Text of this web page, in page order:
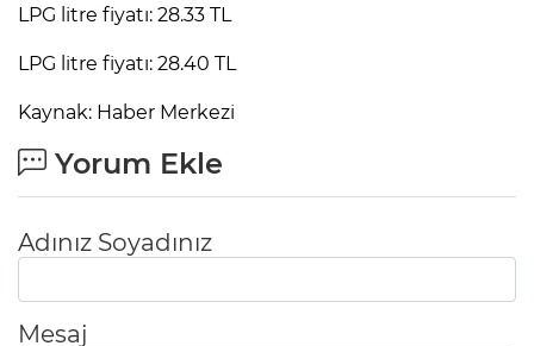
LPG litre fiyatı: 28.33 TL
LPG litre fiyatı: 28.40 TL
Kaynak: Haber Merkezi
Yorum Ekle
Adınız Soyadınız
Mesaj